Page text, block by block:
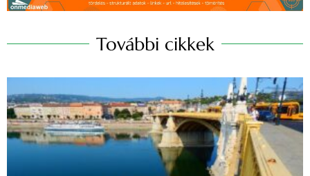
További cikkek